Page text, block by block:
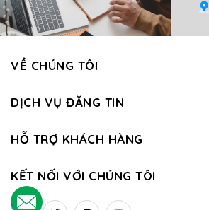
VỀ CHÚNG TÔI
DỊCH VỤ ĐĂNG TIN
HỖ TRỢ KHÁCH HÀNG
KẾT NỐI VỚI CHÚNG TÔI
.